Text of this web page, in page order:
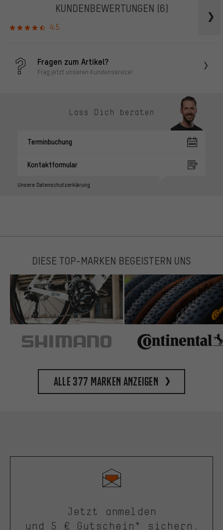
KUNDENBEWERTUNGEN (6)
4.5
Fragen zum Artikel?
Frag jetzt unseren Kundenservice!
Lass Dich beraten
Terminbuchung
Kontaktformular
Unsere Datenschutzerklärung
DIESE TOP-MARKEN BEGEISTERN UNS
Alle 377 Marken anzeigen
Jetzt anmelden
und 5 € Gutschein* sichern.